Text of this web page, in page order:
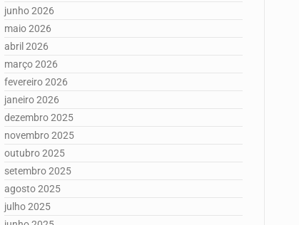
junho 2026
maio 2026
abril 2026
março 2026
fevereiro 2026
janeiro 2026
dezembro 2025
novembro 2025
outubro 2025
setembro 2025
agosto 2025
julho 2025